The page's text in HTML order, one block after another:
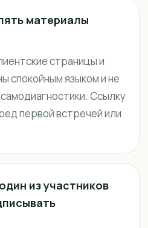
материалы
страницы и
спокойным языком и не
Ссылку
первой встречей или
из участников